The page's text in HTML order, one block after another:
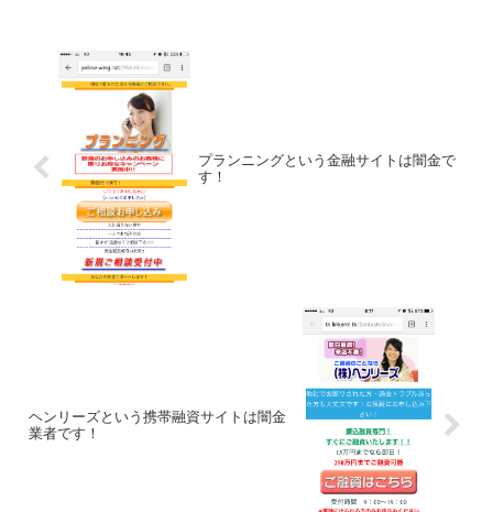
プランニングという金融サイトは闇金で
す！
ヘンリーズという携帯融資サイトは闇金
業者です！